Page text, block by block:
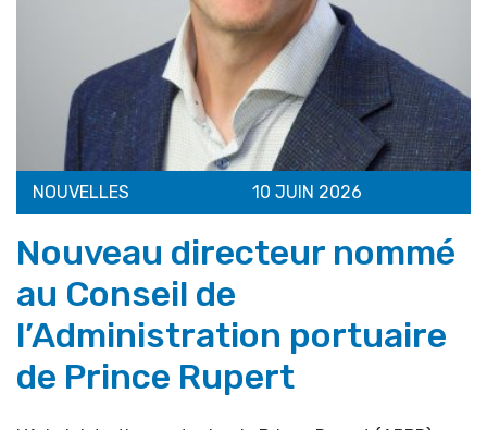
NOUVELLES 10 JUIN 2026
Nouveau directeur nommé
au Conseil de
l’Administration portuaire
de Prince Rupert